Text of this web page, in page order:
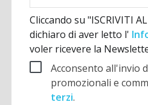
Cliccando su "ISCRIVITI
dichiaro di aver letto l'
voler ricevere la
Acconsento all'invio
promozionali e
terzi.